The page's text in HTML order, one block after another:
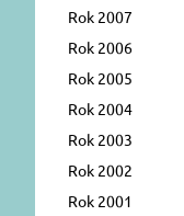
Rok 2007
Rok 2006
Rok 2005
Rok 2004
Rok 2003
Rok 2002
Rok 2001